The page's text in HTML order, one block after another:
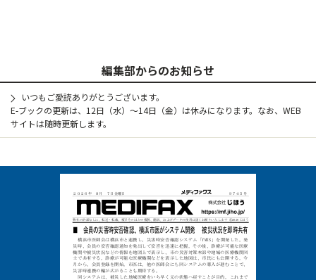
編集部からのお知らせ
いつもご愛読ありがとうございます。
E-ブックの更新は、12日（水）～14日（金）は休みになります。なお、WEB
サイトは随時更新します。